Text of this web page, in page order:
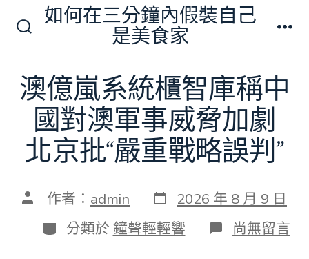
切
換
開
關
如何在三分鐘內假裝自己
是美食家
澳億嵐系統櫃智庫稱中
國對澳軍事威脅加劇
北京批“嚴重戰略誤判”
文 作者： admin 發
表
日
期
2026 年 8 月 9 日
分
類
分類於 鐘聲輕輕響 在
〈澳
尚無留言